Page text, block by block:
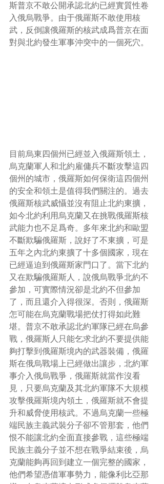
斯普京不敢公開承認北約已經實質性卷
入俄烏戰爭。由于俄羅斯不敢使用核
武，反倒讓俄羅斯的核武成爲普京在面
對與北約發生軍事沖突中的一個死穴。
目前烏東四個州已經並入俄羅斯領土，
烏克蘭軍人和北約雇傭兵不斷攻擊這四
個州的城市，俄羅斯如何保衛這四個州
的安全和領土是值得我們關注的。過去
俄羅斯核武威懾並沒有阻止北約東擴，
如今北約利用烏克蘭又在挑戰俄羅斯核
武能力也不足爲奇。多年來北約和歐盟
不斷欺騙俄羅斯，說好了不東擴，可是
五年之內北約東擴了十多個國家，現在
已經逼迫到俄羅斯家門口了。當下北約
又在欺騙俄羅斯人，說俄烏戰爭北約不
參加，可實際情況卻是北約不但參加
了，而且還介入得很深。否則，俄羅斯
怎可能在烏克蘭戰場把仗打得如此難
堪。普京不敢承認北約軍隊已經在烏參
戰，俄羅斯人只能乞求北約不要提供能
夠打擊到俄羅斯境內的武器裝備，俄羅
斯在俄烏戰場上已經做出讓步，北約軍
事介入俄烏戰爭，俄羅斯就當作沒看
見，只要烏克蘭及其北約軍隊不大規模
攻擊俄羅斯境內領土，俄羅斯就不會提
升和威脅使用核武。不過烏克蘭一些極
端民族主義武裝分子卻不管那套，他們
恨不能讓北約全面直接參戰，這些極端
民族主義分子並不想在戰爭結束後，烏
克蘭能夠再回到建立一個完整的國家，
他們希望憑借軍事勢力，能像利比亞那